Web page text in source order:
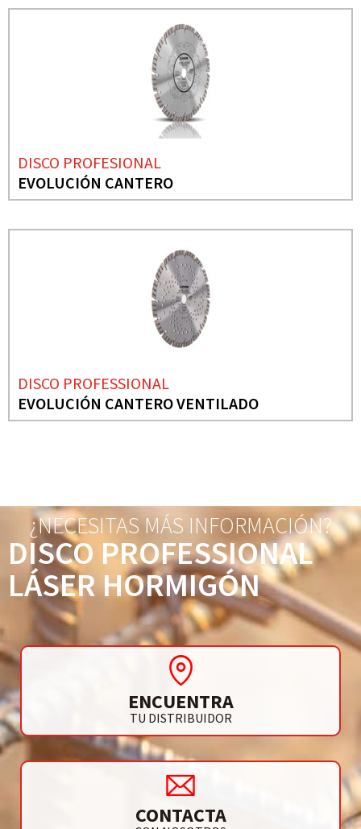
DISCO PROFESIONAL
EVOLUCIÓN CANTERO
DISCO PROFESSIONAL
EVOLUCIÓN CANTERO VENTILADO
¿NECESITAS MÁS INFORMACIÓN?
DISCO PROFESSIONAL
LÁSER HORMIGÓN
ENCUENTRA
TU DISTRIBUIDOR
CONTACTA